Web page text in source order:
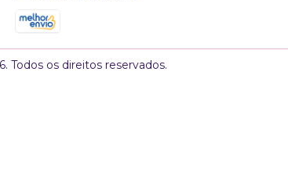
Todos os direitos reservados.